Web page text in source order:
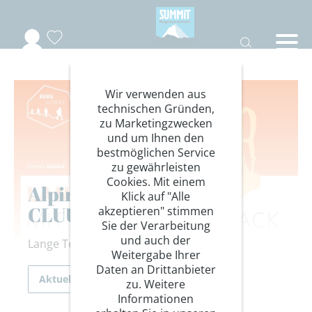
Alpin & DAV SUMMIT
CLUUB - Bergschule
Lange Touren mit kleinen Rucksack
Aktuelles
Wir verwenden aus
technischen Gründen,
zu Marketingzwecken
und um Ihnen den
bestmöglichen Service
zu gewährleisten
Cookies. Mit einem
Klick auf "Alle
akzeptieren" stimmen
Sie der Verarbeitung
und auch der
Weitergabe Ihrer
Daten an Drittanbieter
zu. Weitere
Informationen